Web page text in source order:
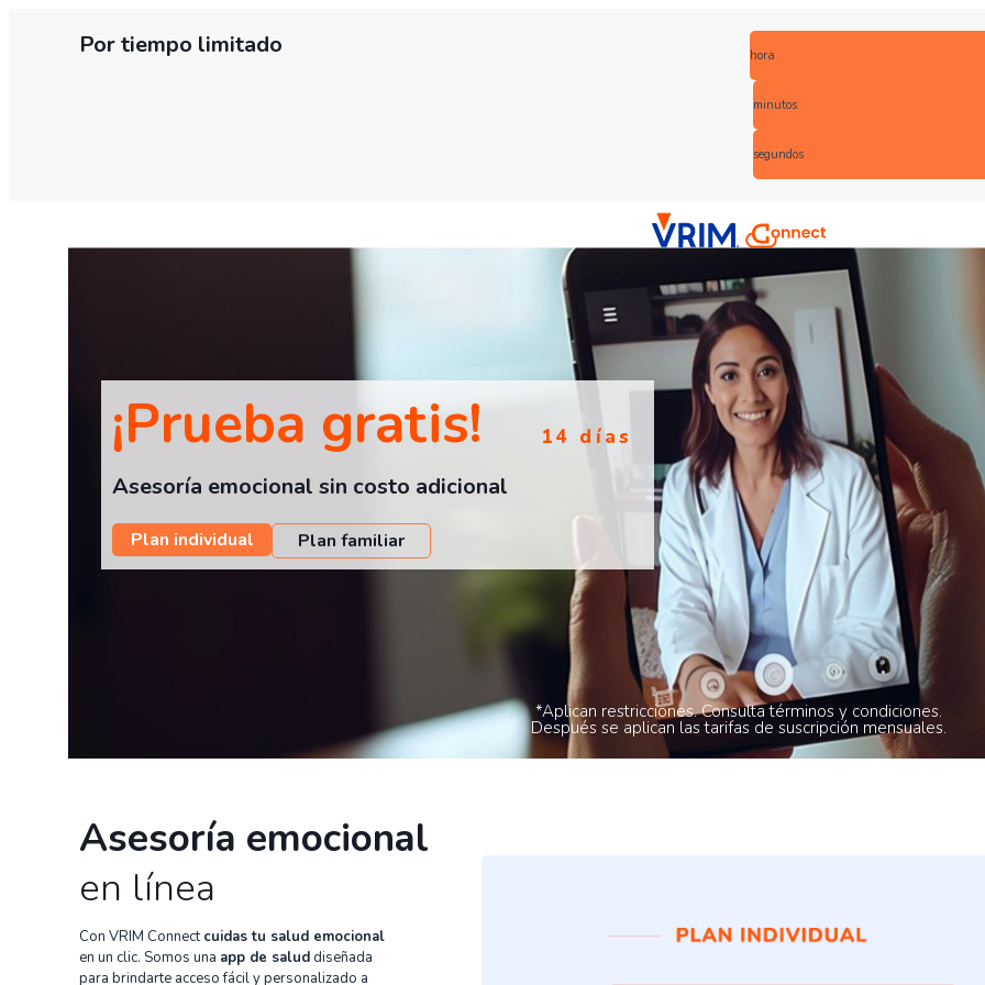
Por tiempo limitado hora
minutos
segundos
¡Prueba gratis! 14 días
Asesoría emocional sin costo adicional
Plan individual Plan familiar
*Aplican restricciones. Consulta términos y condiciones.
Después se aplican las tarifas de suscripción mensuales.
Asesoría emocional
en línea
Con VRIM Connectcuidas tu salud emocional
en un clic. Somos una app de saluddiseñada
para brindarte acceso fácil y personalizado a